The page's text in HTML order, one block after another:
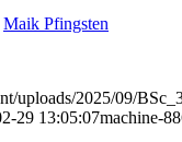
Maik Pfingsten
uploads/2025/09/
29 13:05:07machine-